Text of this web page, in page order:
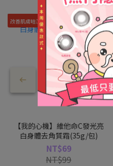
改善肌膚暗沉
【我的心機】維他命C發光亮
白身體去角質霜(35g/包)
NT$69
NT$99